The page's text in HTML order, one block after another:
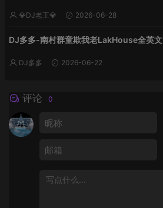
💎DJ老王💎 2026-06-28
DJ多多-南村群童欺我老LakHouse全英文
DJ多多 2026-06-22
评论 0